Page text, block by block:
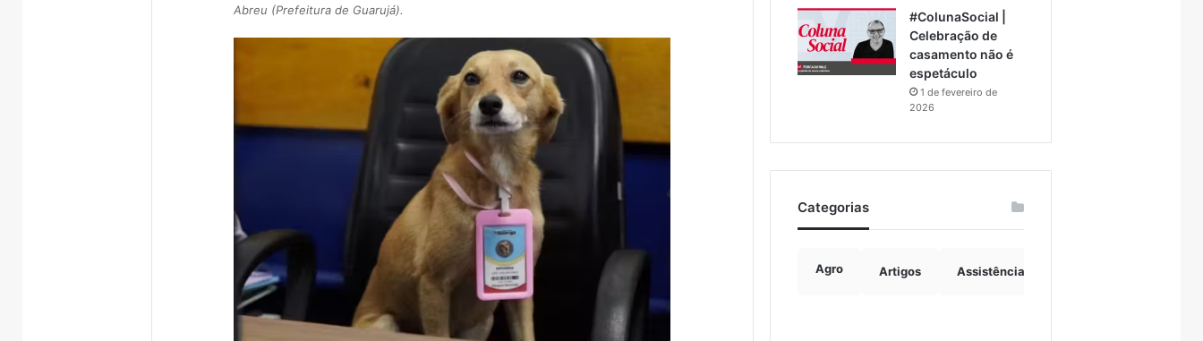
Abreu (Prefeitura de Guarujá).
#ColunaSocial |
Celebração de
casamento não é
espetáculo
1 de fevereiro de
2026
Categorias
Agro Artigos Assistência Social